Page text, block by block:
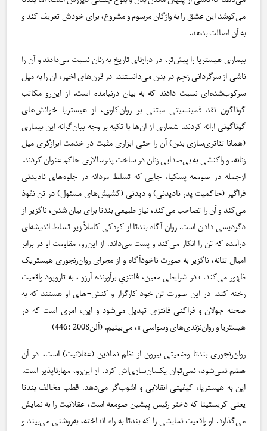
می‌کوشد این عشق را به واژگان مرسوم و مشروع، برای خودش تعریف کند و
به آن اصالت بدهد.
بیماری هیستریا را پیش‌تر، در درازنای تاریخ به زنان نسبت می‌دادند و آن را
ناشی از سرگردانی رَحِم در بدن می‌دانستند. در قرن‌های اخیر، آن را به میل
سرکوب‌شده‌ای نسبت دادند که به بیان درنیامده است. از این‌رو مکاتب
گوناگون نقد فمینسیتی مبتنی بر روان‌کاوی، از هیستریا خوانش‌های
گوناگونی ارائه کردند. شماری از آن‌ها با تکیه بر وجه بیان‌گرانه این بیماری
(همانا تئاتری‌سازی بدن) آن را حتی ابزاری مثبت در خدمت ابرازگری میل
زنانه، و واکنشی به بی‌صدایی زنان در ساخت پدرسالاری حاکم عنوان کردند.
ازجمله در صومعه پسکیا، جایی که تسلط مردانه در جلوه‌های نادیدنی
فراگیر (حاکمیت پدر نادیدنی) و دیدنی (کشیش‌های مسئول) در تن نفوذ
می‌کند و آن را تصاحب می‌کند، نیاز طبیعی بندتا برای بیان شدن، ناگزیر از
دگردیسی دادن است. روان آگاه بندتا از کودکی کاملاً زیر تسلط اندیشه‌ای
درآمده که تن را انکار می‌کند و پست می‌داند. از این‌رو، مقاومت او در برابر
امیال تنانه، ناگزیر به صورت ناخودآگاه و از مجرای روان‌رنجوری هیستریک
ظهور می‌کند. «در شرایطی معین، فانتزیِ برآورنده آرزو ، به تاروپود واقعیت
رخنه کند. در این صورت تن خود کارگزار و کنش¬های او هستند که به
صحنه جولان و فراکنی فانتزی تبدیل می‌شود و این، امری است که در
هیستریا و روان‌نژندی‌های وسواسی »، می‌بینیم. (آلن2008 :446)
روان‌رنجوری بندتا وضعیتی بیرون از نظم نمادین (عقلانیت) است، در آن
هضم نمی‌‌شود، نمی‌توان یکسان‌سازی‌اش کرد. از این‌رو، مهارناپذیر است.
این به هیستریا، کیفیتی انقلابی و آشوب‌گر می‌دهد. قطب مخالف بندتا
یعنی کریستینا که دختر رئیس پیشین صومعه است، عقلانیت را به نمایش
می‌گذارد. او واقعیت نمایشی را که بندتا به راه انداخته، به‌روشنی می‌بیند و